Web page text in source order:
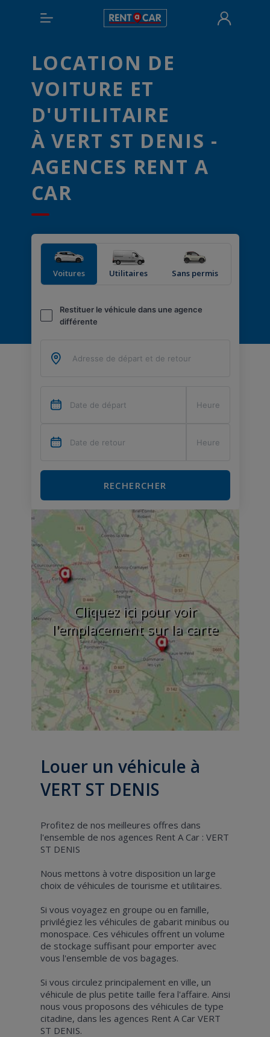
LOCATION DE
VOITURE ET
D'UTILITAIRE
À VERT ST DENIS -
AGENCES RENT A
CAR
Voitures Utilitaires Sans permis
Restituer le véhicule dans une agence
différente
RECHERCHER
Cliquez ici pour voir
l'emplacement sur la carte
Louer un véhicule à
VERT ST DENIS
Profitez de nos meilleures offres dans
l'ensemble de nos agences Rent A Car : VERT
ST DENIS
Nous mettons à votre disposition un large
choix de véhicules de tourisme et utilitaires.
Si vous voyagez en groupe ou en famille,
privilégiez les véhicules de gabarit minibus ou
monospace. Ces véhicules offrent un volume
de stockage suffisant pour emporter avec
vous l'ensemble de vos bagages.
Si vous circulez principalement en ville, un
véhicule de plus petite taille fera l'affaire. Ainsi
nous vous proposons des véhicules de type
citadine, dans les agences Rent A Car VERT
ST DENIS.